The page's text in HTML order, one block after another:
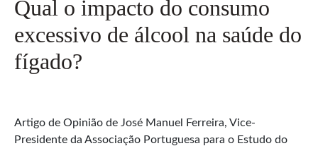
Qual o impacto do consumo
excessivo de álcool na saúde do
fígado?
Artigo de Opinião de José Manuel Ferreira, Vice-
Presidente da Associação Portuguesa para o Estudo do